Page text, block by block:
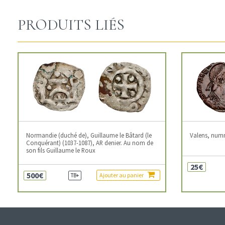
PRODUITS LIÉS
Normandie (duché de), Guillaume le Bâtard (le
Conquérant) (1037-1087), AR denier. Au nom de
son fils Guillaume le Roux
500€ TB+ Ajouter au panier
Valens,
25€